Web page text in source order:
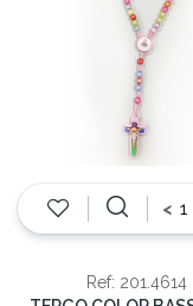
<
Ref: 201.4614